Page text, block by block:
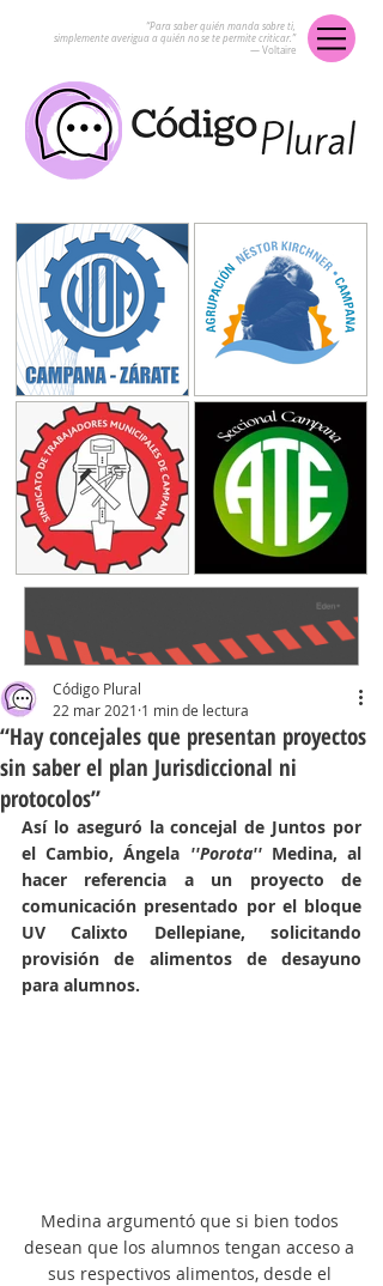
“Para saber quién manda sobre ti,
simplemente averigua a quién no se te permite criticar.”
― Voltaire
“Hay concejales que presentan proyectos
sin saber el plan Jurisdiccional ni
protocolos”
Código Plural
22 mar 2021 1 min de lectura
Así lo aseguró la concejal de Juntos por
el Cambio, Ángela ''Porota'' Medina, al
hacer referencia a un proyecto de
comunicación presentado por el bloque
UV Calixto Dellepiane, solicitando
provisión de alimentos de desayuno
para alumnos.
Medina argumentó que si bien todos
desean que los alumnos tengan acceso a
sus respectivos alimentos, desde el